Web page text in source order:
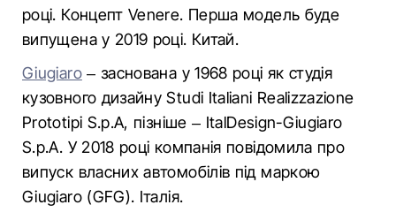
році. Концепт Venere. Перша модель буде
випущена у 2019 році. Китай.
Giugiaro– заснована у 1968 році як студія
кузовного дизайну Studi Italiani Realizzazione
Prototipi S.p.A, пізніше – ItalDesign-Giugiaro
S.p.A. У 2018 році компанія повідомила про
випуск власних автомобілів під маркою
Giugiaro (GFG). Італія.